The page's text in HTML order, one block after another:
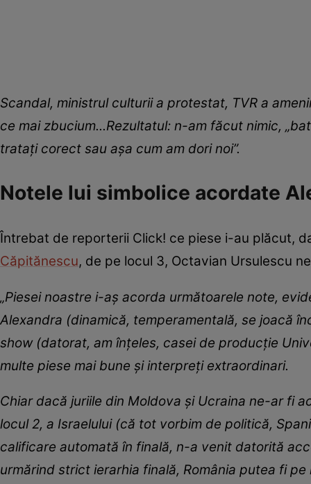
Scandal, ministrul culturii a protestat, TVR a
ce mai zbucium...Rezultatul: n-am făcut nimic,
tratați corect sau așa cum am dori noi”.
Notele lui simbolice acordate
Întrebat de reporterii Click! ce piese i-au plăcut,
Căpitănescu, de pe locul 3, Octavian Ursulescu
„Piesei noastre i-aș acorda următoarele note,
Alexandra (dinamică, temperamentală, se joacă
show (datorat, am înțeles, casei de producție
multe piese mai bune și interpreți extraordinari.
Chiar dacă juriile din Moldova și Ucraina ne-ar fi
locul 2, a Israelului (că tot vorbim de politică,
calificare automată în finală, n-a venit datorită
urmărind strict ierarhia finală, România putea fi